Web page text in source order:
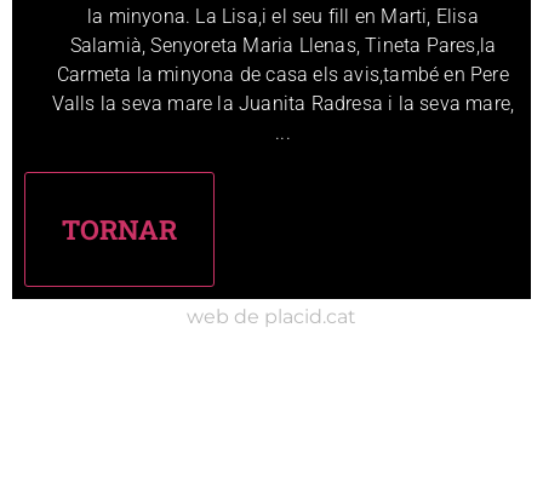
la minyona. La Lisa,i el seu fill en Marti, Elisa
Salamià, Senyoreta Maria Llenas, Tineta Pares,la
Carmeta la minyona de casa els avis,també en Pere
Valls la seva mare la Juanita Radresa i la seva mare,
...
web de placid.cat